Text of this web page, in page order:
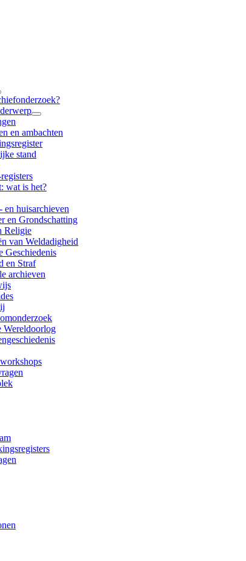
en ambachten
stand
wat is het?
en huisarchieven
en Grondschatting
Religie
van Weldadigheid
Geschiedenis
en Straf
archieven
Wereldoorlog